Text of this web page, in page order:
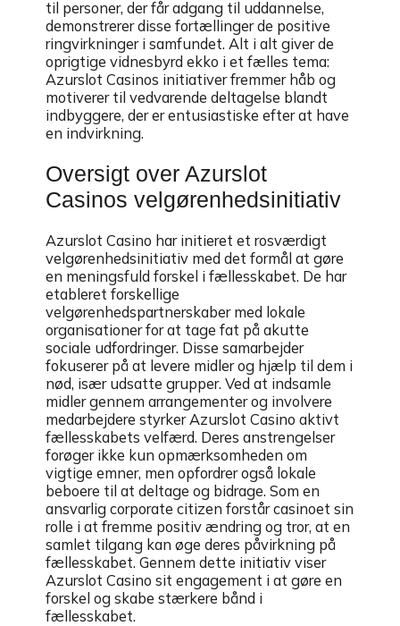
til personer, der får adgang til uddannelse,
demonstrerer disse fortællinger de positive
ringvirkninger i samfundet. Alt i alt giver de
oprigtige vidnesbyrd ekko i et fælles tema:
Azurslot Casinos initiativer fremmer håb og
motiverer til vedvarende deltagelse blandt
indbyggere, der er entusiastiske efter at have
en indvirkning.
Oversigt over Azurslot
Casinos velgørenhedsinitiativ
Azurslot Casino har initieret et rosværdigt
velgørenhedsinitiativ med det formål at gøre
en meningsfuld forskel i fællesskabet. De har
etableret forskellige
velgørenhedspartnerskaber med lokale
organisationer for at tage fat på akutte
sociale udfordringer. Disse samarbejder
fokuserer på at levere midler og hjælp til dem i
nød, især udsatte grupper. Ved at indsamle
midler gennem arrangementer og involvere
medarbejdere styrker Azurslot Casino aktivt
fællesskabets velfærd. Deres anstrengelser
forøger ikke kun opmærksomheden om
vigtige emner, men opfordrer også lokale
beboere til at deltage og bidrage. Som en
ansvarlig corporate citizen forstår casinoet sin
rolle i at fremme positiv ændring og tror, at en
samlet tilgang kan øge deres påvirkning på
fællesskabet. Gennem dette initiativ viser
Azurslot Casino sit engagement i at gøre en
forskel og skabe stærkere bånd i
fællesskabet.